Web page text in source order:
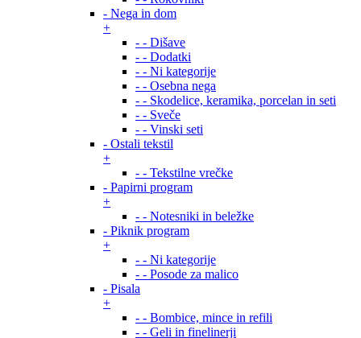
- Nega in dom
+
- - Dišave
- - Dodatki
- - Ni kategorije
- - Osebna nega
- - Skodelice, keramika, porcelan in seti
- - Sveče
- - Vinski seti
- Ostali tekstil
+
- - Tekstilne vrečke
- Papirni program
+
- - Notesniki in beležke
- Piknik program
+
- - Ni kategorije
- - Posode za malico
- Pisala
+
- - Bombice, mince in refili
- - Geli in finelinerji